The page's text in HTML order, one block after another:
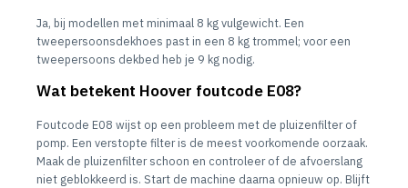
Ja, bij modellen met minimaal 8 kg vulgewicht. Een
tweepersoonsdekhoes past in een 8 kg trommel; voor een
tweepersoons dekbed heb je 9 kg nodig.
Wat betekent Hoover foutcode E08?
Foutcode E08 wijst op een probleem met de pluizenfilter of
pomp. Een verstopte filter is de meest voorkomende oorzaak.
Maak de pluizenfilter schoon en controleer of de afvoerslang
niet geblokkeerd is. Start de machine daarna opnieuw op. Blijft